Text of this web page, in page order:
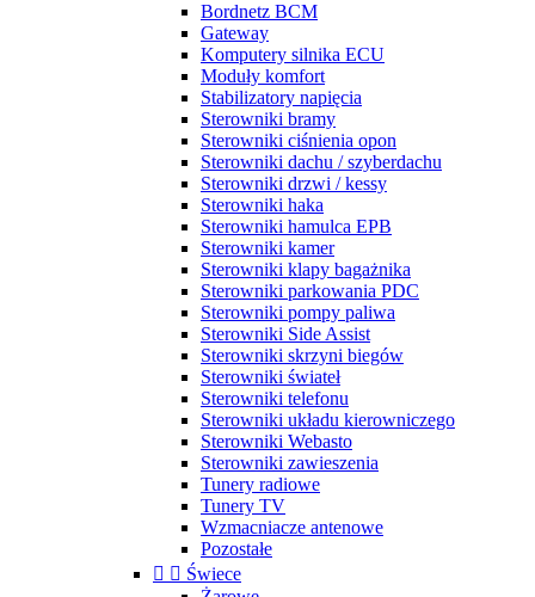
Bordnetz BCM
Gateway
Komputery silnika ECU
Moduły komfort
Stabilizatory napięcia
Sterowniki bramy
Sterowniki ciśnienia opon
Sterowniki dachu / szyberdachu
Sterowniki drzwi / kessy
Sterowniki haka
Sterowniki hamulca EPB
Sterowniki kamer
Sterowniki klapy bagażnika
Sterowniki parkowania PDC
Sterowniki pompy paliwa
Sterowniki Side Assist
Sterowniki skrzyni biegów
Sterowniki świateł
Sterowniki telefonu
Sterowniki układu kierowniczego
Sterowniki Webasto
Sterowniki zawieszenia
Tunery radiowe
Tunery TV
Wzmacniacze antenowe
Pozostałe
  Świece